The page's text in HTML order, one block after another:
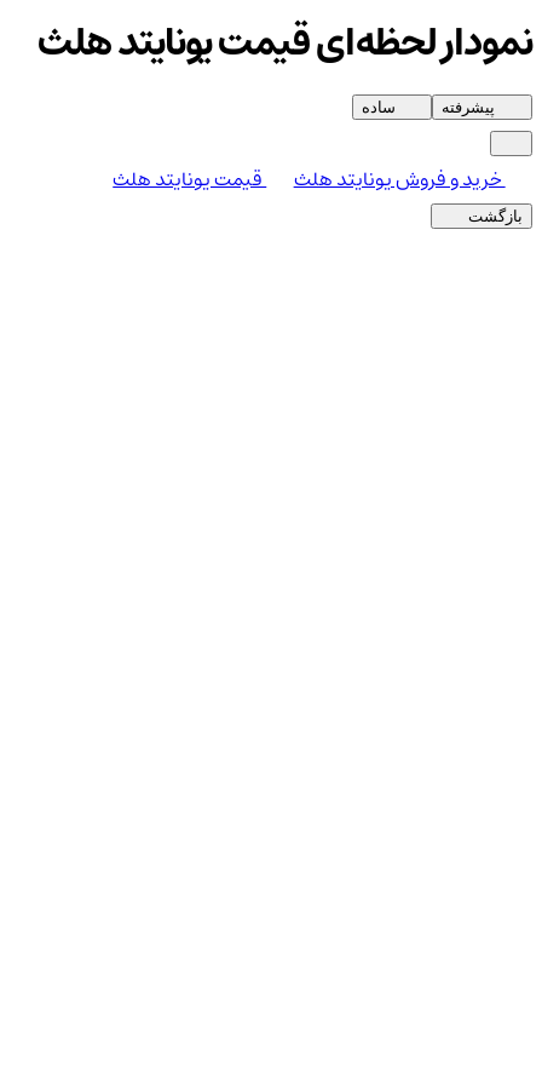
نمودار لحظه‌ای قیمت یونایتد هلث
پیشرفته ساده
خرید و فروش یونایتد هلث قیمت یونایتد هلث
بازگشت